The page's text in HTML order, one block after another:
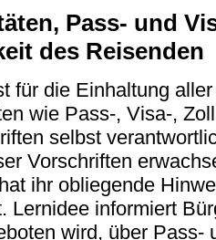
Pass- und
des Reisenden
für die Einhaltung
wie Pass-, Visa-,
selbst
Vorschriften
ihr obliegende
Lernidee informiert
wird, über Pass-